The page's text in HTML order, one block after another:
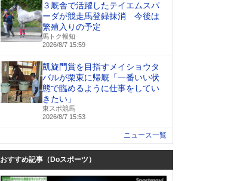
３厩舎で活躍したテイエムスパ
ーダが競走馬登録抹消 今後は
繁殖入りの予定
馬トク報知
2026/8/7 15:59
凱旋門賞を目指すメイショウタ
バルが栗東に帰厩「一番いい状
態で臨めるように仕事をしてい
きたい」
東スポ競馬
2026/8/7 15:53
ニュース一覧
おすすめ記事（Doスポーツ）